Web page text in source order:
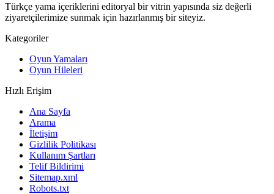
Türkçe yama içeriklerini editoryal bir vitrin yapısında siz değerli
ziyaretçilerimize sunmak için hazırlanmış bir siteyiz.
Kategoriler
Oyun Yamaları
Oyun Hileleri
Hızlı Erişim
Ana Sayfa
Arama
İletişim
Gizlilik Politikası
Kullanım Şartları
Telif Bildirimi
Sitemap.xml
Robots.txt